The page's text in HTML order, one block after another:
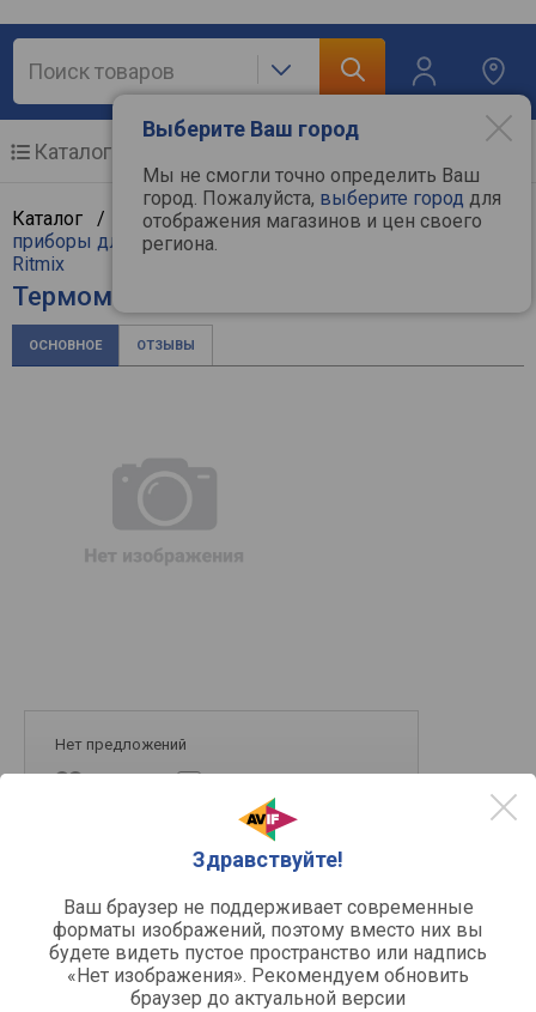
Выберите Ваш город
Мы не смогли точно определить Ваш
город. Пожалуйста, выберите город для
отображения магазинов и цен своего
региона.
Здравствуйте!
Ваш браузер не поддерживает современные
форматы изображений, поэтому вместо них вы
будете видеть пустое пространство или надпись
«Нет изображения». Рекомендуем обновить
браузер до актуальной версии
Каталог
Каталог / Мелкая бытовая техника/ Бытовые
приборы для дома/
Ritmix
Термометр / барометр Ritmix CAT-041
ОСНОВНОЕ ОТЗЫВЫ
Нет предложений